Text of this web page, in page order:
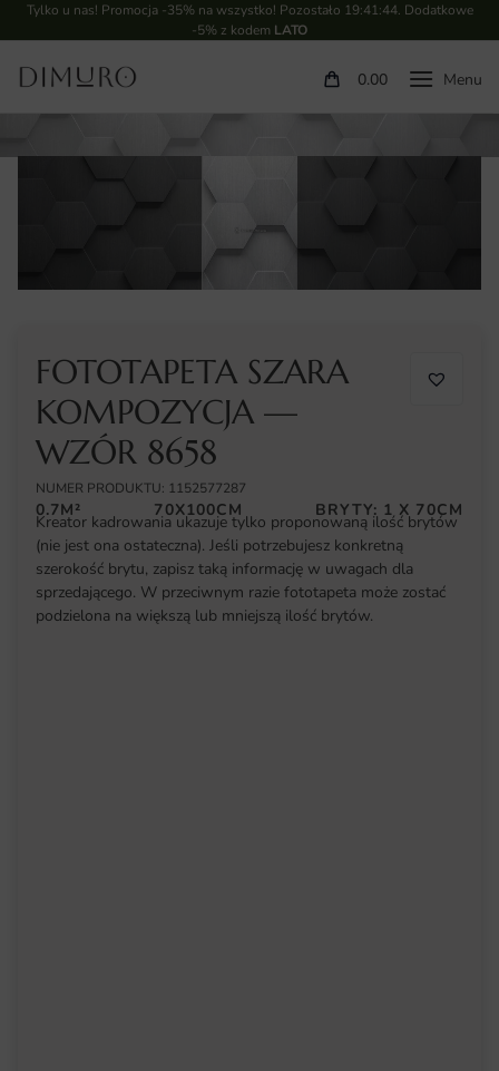
Tylko u nas! Promocja -35% na wszystko! Pozostało 19:41:43. Dodatkowe
-5% z kodem LATO
0.00
FOTOTAPETA SZARA
KOMPOZYCJA —
WZÓR 8658
NUMER PRODUKTU: 1152577287
0.7M² 70X100CM BRYTY: 1 X 70CM
Kreator kadrowania ukazuje tylko proponowaną ilość brytów
(nie jest ona ostateczna). Jeśli potrzebujesz konkretną
szerokość brytu, zapisz taką informację w uwagach dla
sprzedającego. W przeciwnym razie fototapeta może zostać
podzielona na większą lub mniejszą ilość brytów.